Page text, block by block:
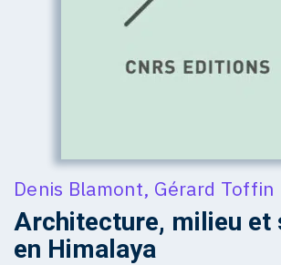
Denis Blamont, Gérard Toffin
Architecture, milieu et
en Himalaya